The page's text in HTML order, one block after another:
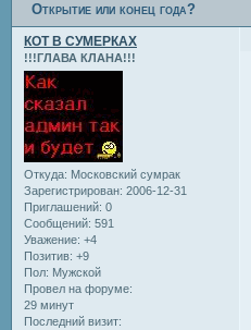
Открытие или конец года?
КОТ В СУМЕРКАХ
!!!ГЛАВА КЛАНА!!!
Откуда: Московский сумрак
Зарегистрирован: 2006-12-31
Приглашений: 0
Сообщений: 591
Уважение: +4
Позитив: +9
Пол: Мужской
Провел на форуме:
29 минут
Последний визит: